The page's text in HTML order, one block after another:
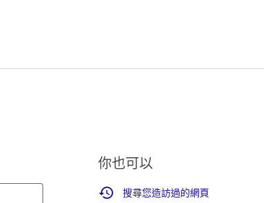
你也可以
搜尋您造訪過的網頁